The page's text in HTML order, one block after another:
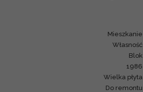
mieszkanie
Własność
blok
1986
wielka płyta
Do remontu